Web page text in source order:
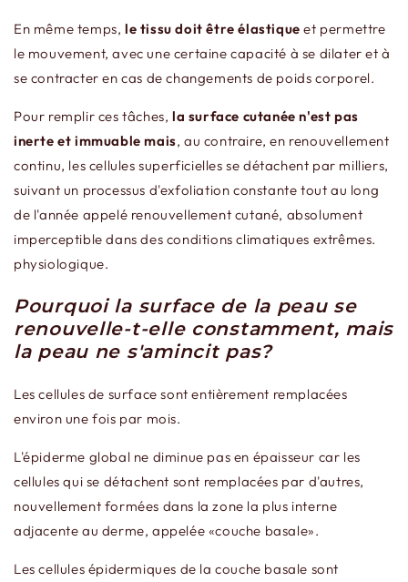
En même temps, le tissu doit être élastique et permettre
le mouvement, avec une certaine capacité à se dilater et à
se contracter en cas de changements de poids corporel.
Pour remplir ces tâches, la surface cutanée n'est pas
inerte et immuable mais, au contraire, en renouvellement
continu, les cellules superficielles se détachent par milliers,
suivant un processus d'exfoliation constante tout au long
de l'année appelé renouvellement cutané, absolument
imperceptible dans des conditions climatiques extrêmes.
physiologique.
Pourquoi la surface de la peau se
renouvelle-t-elle constamment, mais
la peau ne s'amincit pas?
Les cellules de surface sont entièrement remplacées
environ une fois par mois.
L'épiderme global ne diminue pas en épaisseur car les
cellules qui se détachent sont remplacées par d'autres,
nouvellement formées dans la zone la plus interne
adjacente au derme, appelée «couche basale».
Les cellules épidermiques de la couche basale sont